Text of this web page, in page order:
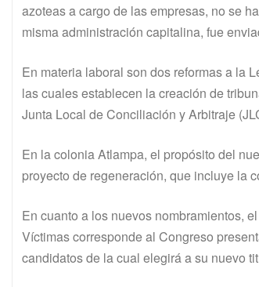
azoteas a cargo de las empresas, no se
misma administración capitalina, fue
En materia laboral son dos reformas a la
las cuales establecen la creación de
Junta Local de Conciliación y Arbitraje
En la colonia Atlampa, el propósito del
proyecto de regeneración, que incluye la
En cuanto a los nuevos nombramientos,
Víctimas corresponde al Congreso
candidatos de la cual elegirá a su nuevo